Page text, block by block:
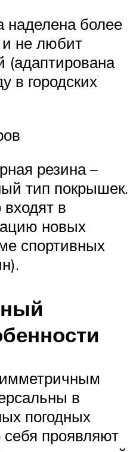
наделена более
и не любит
(адаптирована
в городских
резина –
тип покрышек.
в
новых
спортивных
в
погодных
проявляют